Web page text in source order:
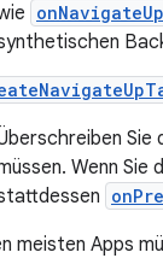
Sie
Wenn
meisten Apps